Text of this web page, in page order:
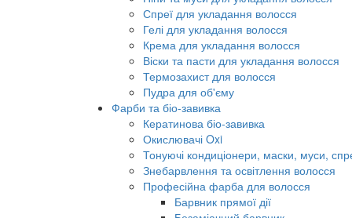
Спреї для укладання волосся
Гелі для укладання волосся
Крема для укладання волосся
Віски та пасти для укладання волосся
Термозахист для волосся
Пудра для об'єму
Фарби та біо-завивка
Кератинова біо-завивка
Окислювачі Oxi
Тонуючі кондиціонери, маски, муси,
Знебарвлення та освітлення волосся
Професійна фарба для волосся
Барвник прямої дії